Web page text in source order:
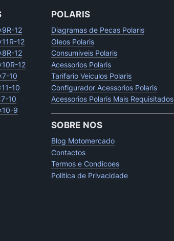
12
12
12
12
10
10
10
9
POLARIS
Diagramas de Pecas Polaris
Oleos Polaris
Consumiveis Polaris
Acessorios Polaris
Tarifario Veiculos Polaris
Configurador Acessorios Polaris
Acessorios Polaris Mais Requisitados
SOBRE NOS
Blog Motomercado
Contactos
Termos e Condicoes
Politica de Privacidade